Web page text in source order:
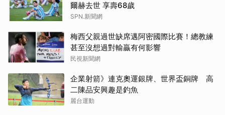
爾赫去世 享壽68歲
SPN.新聞網
梅西父親過世缺席邁阿密國際比賽！總教練
甚至沒想過對輸贏有何影響
民視新聞網
企業射箭》連克奧運銀牌、世界盃銅牌 高
二陳品安興趣是釣魚
麗台運動